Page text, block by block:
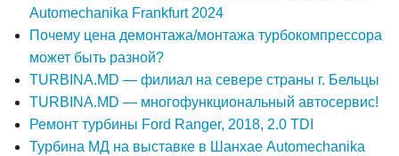
Automechanika Frankfurt 2024
Почему цена демонтажа/монтажа турбокомпрессора
может быть разной?
TURBINA.MD — филиал на севере страны г. Бельцы
TURBINA.MD — многофункциональный автосервис!
Ремонт турбины Ford Ranger, 2018, 2.0 TDI
Турбина МД на выставке в Шанхае Automechanika